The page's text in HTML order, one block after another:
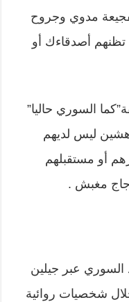
مدوي وجروح
أصدقاءك أو
السوري حاليا”
ليس لديهم
أو مستقبلهم
مغبش .
السوري عبر جيلين
شخصيات روائية